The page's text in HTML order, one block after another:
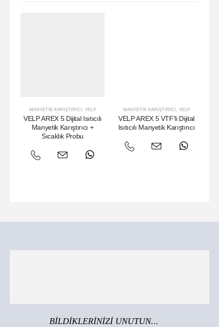
MANYETIK KARIŞTIRICI , VELP
VELP AREX 5 Dijital Isıtıcılı
Manyetik Karıştırıcı +
Sıcaklık Probu
MANYETIK KARIŞTIRICI , VELP
VELP AREX 5 VTF'li Dijital
Isıtıcılı Manyetik Karıştırıcı
BİLDİKLERİNİZİ UNUTUN...